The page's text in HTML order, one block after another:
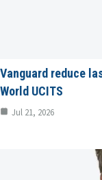
Vanguard reduce
World UCITS
Jul 21, 2026